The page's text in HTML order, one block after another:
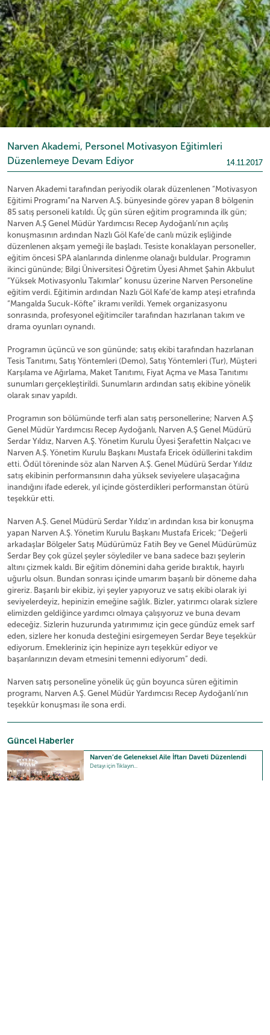
Güncel Haberler
Narven’de Geleneksel Aile İftarı Daveti Düzenlendi
Detayı için Tıklayın...
Narven Akademi, Personel Motivasyon Eğitimleri
Düzenlemeye Devam Ediyor
14.11.2017
Narven Akademi tarafından periyodik olarak düzenlenen “Motivasyon
Eğitimi Programı”na Narven A.Ş. bünyesinde görev yapan 8 bölgenin
85 satış personeli katıldı. Üç gün süren eğitim programında ilk gün;
Narven A.Ş Genel Müdür Yardımcısı Recep Aydoğanlı’nın açılış
konuşmasının ardından Nazlı Göl Kafe’de canlı müzik eşliğinde
düzenlenen akşam yemeği ile başladı. Tesiste konaklayan personeller,
eğitim öncesi SPA alanlarında dinlenme olanağı buldular. Programın
ikinci gününde; Bilgi Üniversitesi Öğretim Üyesi Ahmet Şahin Akbulut
“Yüksek Motivasyonlu Takımlar” konusu üzerine Narven Personeline
eğitim verdi. Eğitimin ardından Nazlı Göl Kafe’de kamp ateşi etrafında
“Mangalda Sucuk-Köfte” ikramı verildi. Yemek organizasyonu
sonrasında, profesyonel eğitimciler tarafından hazırlanan takım ve
drama oyunları oynandı.
Programın üçüncü ve son gününde; satış ekibi tarafından hazırlanan
Tesis Tanıtımı, Satış Yöntemleri (Demo), Satış Yöntemleri (Tur), Müşteri
Karşılama ve Ağırlama, Maket Tanıtımı, Fiyat Açma ve Masa Tanıtımı
sunumları gerçekleştirildi. Sunumların ardından satış ekibine yönelik
olarak sınav yapıldı.
Programın son bölümünde terfi alan satış personellerine; Narven A.Ş
Genel Müdür Yardımcısı Recep Aydoğanlı, Narven A.Ş Genel Müdürü
Serdar Yıldız, Narven A.Ş. Yönetim Kurulu Üyesi Şerafettin Nalçacı ve
Narven A.Ş. Yönetim Kurulu Başkanı Mustafa Ericek ödüllerini takdim
etti. Ödül töreninde söz alan Narven A.Ş. Genel Müdürü Serdar Yıldız
satış ekibinin performansının daha yüksek seviyelere ulaşacağına
inandığını ifade ederek, yıl içinde gösterdikleri performanstan ötürü
teşekkür etti.
Narven A.Ş. Genel Müdürü Serdar Yıldız’ın ardından kısa bir konuşma
yapan Narven A.Ş. Yönetim Kurulu Başkanı Mustafa Ericek; “Değerli
arkadaşlar Bölgeler Satış Müdürümüz Fatih Bey ve Genel Müdürümüz
Serdar Bey çok güzel şeyler söylediler ve bana sadece bazı şeylerin
altını çizmek kaldı. Bir eğitim dönemini daha geride bıraktık, hayırlı
uğurlu olsun. Bundan sonrası içinde umarım başarılı bir döneme daha
gireriz. Başarılı bir ekibiz, iyi şeyler yapıyoruz ve satış ekibi olarak iyi
seviyelerdeyiz, hepinizin emeğine sağlık. Bizler, yatırımcı olarak sizlere
elimizden geldiğince yardımcı olmaya çalışıyoruz ve buna devam
edeceğiz. Sizlerin huzurunda yatırımımız için gece gündüz emek sarf
eden, sizlere her konuda desteğini esirgemeyen Serdar Beye teşekkür
ediyorum. Emekleriniz için hepinize ayrı teşekkür ediyor ve
başarılarınızın devam etmesini temenni ediyorum” dedi.
Narven satış personeline yönelik üç gün boyunca süren eğitimin
programı, Narven A.Ş. Genel Müdür Yardımcısı Recep Aydoğanlı’nın
teşekkür konuşması ile sona erdi.